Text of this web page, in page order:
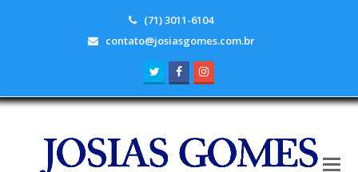
(71) 3011-6104
contato@josiasgomes.com.br
TwitterFacebook